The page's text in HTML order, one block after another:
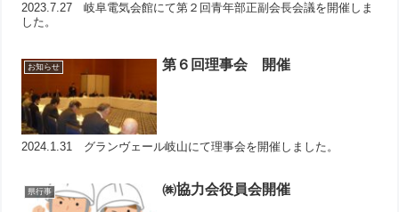
2023.7.27 岐阜電気会館にて第２回青年部正副会長会議を開催しま
した。
お知らせ 第６回理事会 開催
2024.1.31 グランヴェール岐山にて理事会を開催しました。
県行事 ㈱協力会役員会開催